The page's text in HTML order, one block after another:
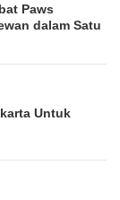
Paws
dalam Satu
Untuk